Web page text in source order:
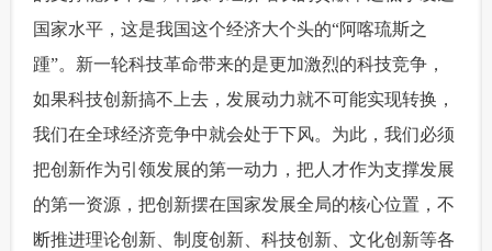
国家水平，这是我国这个经济大个头的“阿喀琉斯之
踵”。新一轮科技革命带来的是更加激烈的科技竞争，
如果科技创新搞不上去，发展动力就不可能实现转换，
我们在全球经济竞争中就会处于下风。为此，我们必须
把创新作为引领发展的第一动力，把人才作为支撑发展
的第一资源，把创新摆在国家发展全局的核心位置，不
断推进理论创新、制度创新、科技创新、文化创新等各